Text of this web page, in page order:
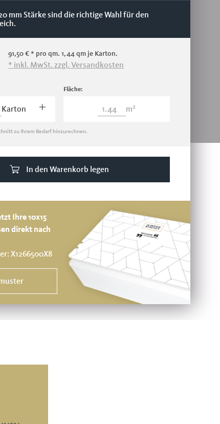
mm Stärke sind die richtige Wahl für den
91,50 € * pro qm. 1,44 qm je Karton.
* inkl. MwSt. zzgl. Versandkosten
Karton
Fläche:
m2
zu Ihrem Bedarf hinzurechnen.
In den Warenkorb legen
Ihre 10x15
direkt nach
X1266500X8